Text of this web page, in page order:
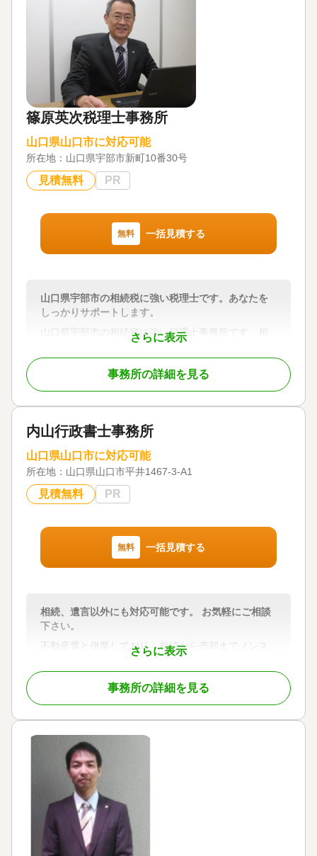
篠原英次税理士事務所
山口県山口市に対応可能
所在地： 山口県宇部市新町10番30号
見積無料 PR
無料 一括見積する
さらに表示
山口県宇部市の相続税に強い税理士です。あなたを
しっかりサポートします。
山口県宇部市の相続税に強い税理士事務所です。相
続税・贈与税等の資産税は専門性の高い税目です。
当事務所の所長は30年余り国税の職場で主に相続
税、譲渡所得等の調査・指導と財産評価基準作成と
いった業務に携わってまいりました。相続税の相談
や申告は確かな知識と豊富な経験を持つ当事務所に
ても対応しております。
対応地域
山口県全域
対応業務
対応体制
訪問可 / 土日相談可 / 初回相談無料 / 18時以降相談可
/ オンライン面談可 / 事務所面談可
事務所の詳細を見る
内山行政書士事務所
山口県山口市に対応可能
所在地： 山口県山口市平井1467-3-A1
見積無料 PR
無料 一括見積する
さらに表示
相続、遺言以外にも対応可能です。 お気軽にご相談
下さい。
不動産業と併業しており、相続から売却までノンス
トップで対応可能です。
山口県全域
遺言書 / 遺産分割
事務所の詳細を見る